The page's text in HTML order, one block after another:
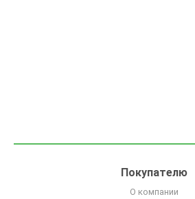
Покупателю
О компании